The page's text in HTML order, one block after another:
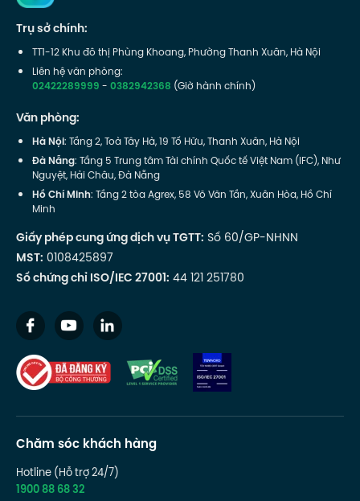
Trụ sở chính:
TT1-12 Khu đô thị Phùng Khoang, Phường Thanh Xuân, Hà Nội
Liên hệ văn phòng:
02422289999-0382942368 (Giờ hành chính)
Văn phòng:
Hà Nội: Tầng 2, Toà Tây Hà, 19 Tố Hữu, Thanh Xuân, Hà Nội
Đà Nẵng: Tầng 5 Trung tâm Tài chính Quốc tế Việt Nam (IFC), Như
Nguyệt, Hải Châu, Đà Nẵng
Hồ Chí Minh: Tầng 2 tòa Agrex, 58 Võ Văn Tần, Xuân Hòa, Hồ Chí
Minh
Giấy phép cung ứng dịch vụ TGTT: Số 60/GP-NHNN
MST: 0108425897
Số chứng chỉ ISO/IEC 27001: 44 121 251780
Chăm sóc khách hàng
Hotline (Hỗ trợ 24/7)
1900 88 68 32